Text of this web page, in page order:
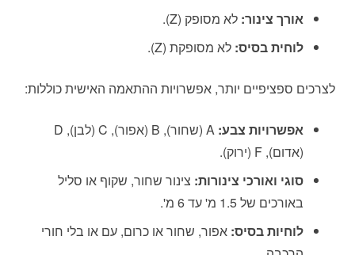
אורך צינור: לא מסופק (Z).
לוחית בסיס: לא מסופקת (Z).
לצרכים ספציפיים יותר, אפשרויות ההתאמה האישית כוללות:
אפשרויות צבע:
A (שחור), B (אפור), C (לבן), D
(אדום), F (ירוק).
סוגי ואורכי צינורות: צינור שחור, שקוף או סליל
באורכים של 1.5 מ' עד 6 מ'.
לוחיות בסיס: אפור, שחור או כרום, עם או בלי חורי